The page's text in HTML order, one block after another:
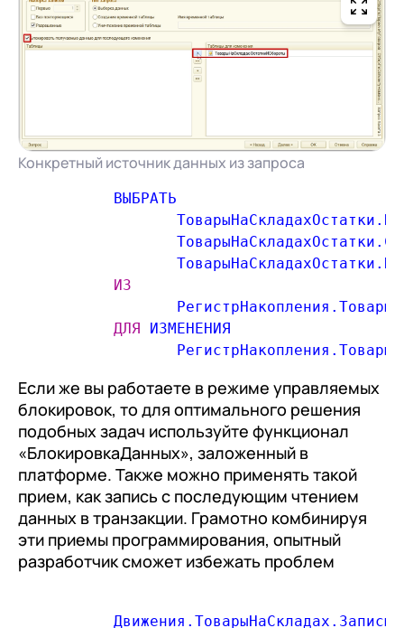
Конкретный источник данных из запроса
ИЗ
ДЛЯ
ИЗМЕНЕНИЯ
Если же вы работаете в режиме управляемых
блокировок, то для оптимального решения
подобных задач используйте функционал
«БлокировкаДанных», заложенный в
платформе. Также можно применять такой
прием, как запись с последующим чтением
данных в транзакции. Грамотно комбинируя
эти приемы программирования, опытный
разработчик сможет избежать проблем